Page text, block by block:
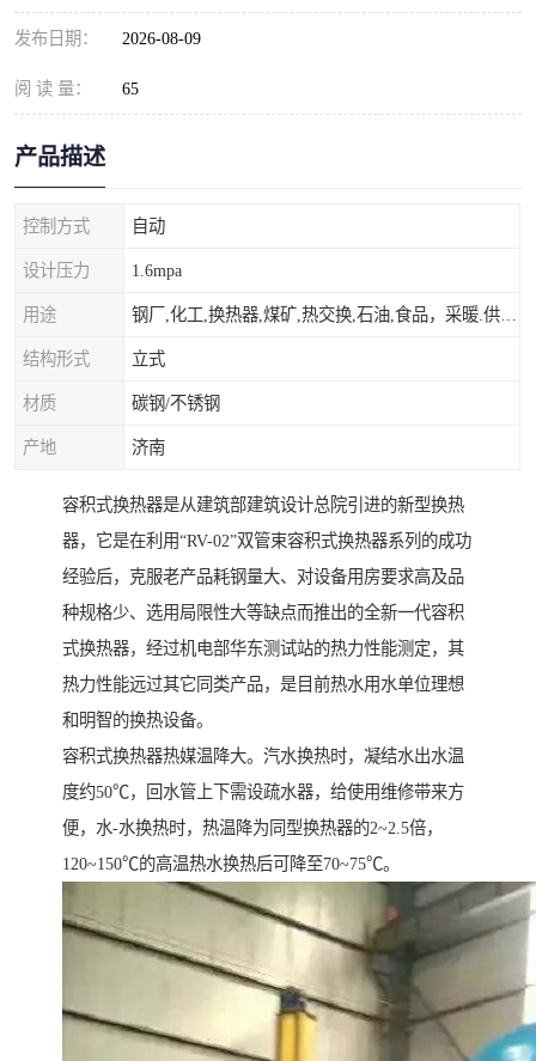
发布日期： 2026-08-09
阅 读 量： 65
产品描述
控制方式 自动
设计压力 1.6mpa
用途
结构形式 立式
材质 碳钢/不锈钢
产地 济南
容积式换热器是从建筑部建筑设计总院引进的新型换热
器，它是在利用“RV-02”双管束容积式换热器系列的成功
经验后，克服老产品耗钢量大、对设备用房要求高及品
种规格少、选用局限性大等缺点而推出的全新一代容积
式换热器，经过机电部华东测试站的热力性能测定，其
热力性能远过其它同类产品，是目前热水用水单位理想
和明智的换热设备。
容积式换热器热媒温降大。汽水换热时，凝结水出水温
度约50℃，回水管上下需设疏水器，给使用维修带来方
便，水-水换热时，热温降为同型换热器的2~2.5倍，
120~150℃的高温热水换热后可降至70~75℃。